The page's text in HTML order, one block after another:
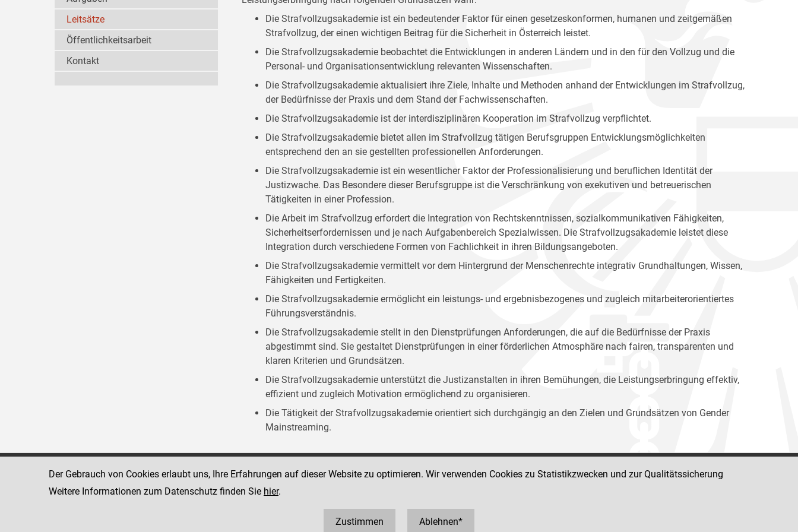
Die Strafvollzugsakademie ist ein bedeutender Faktor für einen gesetzeskonformen, humanen und zeitgemäßen
Strafvollzug, der einen wichtigen Beitrag für die Sicherheit in Österreich leistet.
Die Strafvollzugsakademie beobachtet die Entwicklungen in anderen Ländern und in den für den Vollzug und die
Personal- und Organisationsentwicklung relevanten Wissenschaften.
Die Strafvollzugsakademie aktualisiert ihre Ziele, Inhalte und Methoden anhand der Entwicklungen im Strafvollzug,
der Bedürfnisse der Praxis und dem Stand der Fachwissenschaften.
Die Strafvollzugsakademie ist der interdisziplinären Kooperation im Strafvollzug verpflichtet.
Die Strafvollzugsakademie bietet allen im Strafvollzug tätigen Berufsgruppen Entwicklungsmöglichkeiten
entsprechend den an sie gestellten professionellen Anforderungen.
Die Strafvollzugsakademie ist ein wesentlicher Faktor der Professionalisierung und beruflichen Identität der
Justizwache. Das Besondere dieser Berufsgruppe ist die Verschränkung von exekutiven und betreuerischen
Tätigkeiten in einer Profession.
Die Arbeit im Strafvollzug erfordert die Integration von Rechtskenntnissen, sozialkommunikativen Fähigkeiten,
Sicherheitserfordernissen und je nach Aufgabenbereich Spezialwissen. Die Strafvollzugsakademie leistet diese
Integration durch verschiedene Formen von Fachlichkeit in ihren Bildungsangeboten.
Die Strafvollzugsakademie vermittelt vor dem Hintergrund der Menschenrechte integrativ Grundhaltungen, Wissen,
Fähigkeiten und Fertigkeiten.
Die Strafvollzugsakademie ermöglicht ein leistungs- und ergebnisbezogenes und zugleich mitarbeiterorientiertes
Führungsverständnis.
Die Strafvollzugsakademie stellt in den Dienstprüfungen Anforderungen, die auf die Bedürfnisse der Praxis
abgestimmt sind. Sie gestaltet Dienstprüfungen in einer förderlichen Atmosphäre nach fairen, transparenten und
klaren Kriterien und Grundsätzen.
Die Strafvollzugsakademie unterstützt die Justizanstalten in ihren Bemühungen, die Leistungserbringung effektiv,
effizient und zugleich Motivation ermöglichend zu organisieren.
Die Tätigkeit der Strafvollzugsakademie orientiert sich durchgängig an den Zielen und Grundsätzen von Gender
Mainstreaming.
Leitsätze
Öffentlichkeitsarbeit
Kontakt
Strafvollzugsakademie
www.justiz.gv.at/stak
1080 Wien
Wickenburggasse 12
Telefon: +43 1 40403 358810
Social Media Kanäle
Der Gebrauch von Cookies erlaubt uns, Ihre Erfahrungen auf dieser Website zu optimieren. Wir verwenden Cookies zu Statistikzwecken und zur Qualitätssicherung
Weitere Informationen zum Datenschutz finden Sie hier.
Zustimmen Ablehnen*